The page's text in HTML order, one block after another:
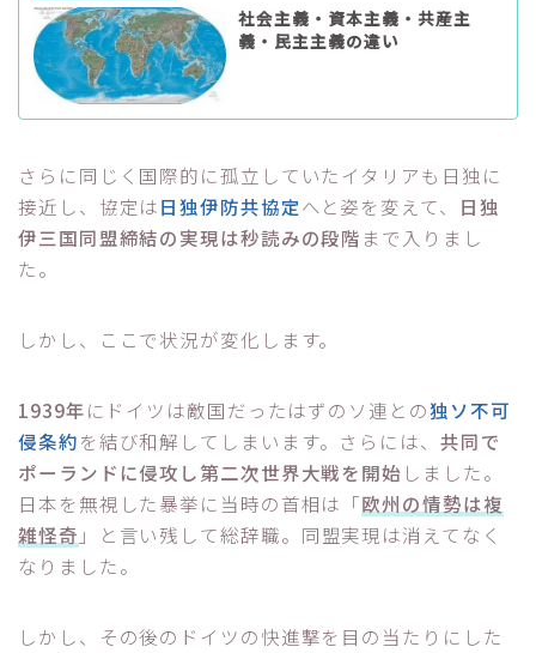
社会主義・資本主義・共産主
義・民主主義の違い
さらに同じく国際的に孤立していたイタリアも日独に
接近し、協定は日独伊防共協定へと姿を変えて、 日独
伊三国同盟締結の実現は秒読みの段階 まで入りまし
た。
しかし、ここで状況が変化します。
1939年にドイツは敵国だったはずのソ連との独ソ不可
侵条約を結び和解してしまいます。さらには、 共同で
ポーランドに侵攻し第二次世界大戦を開始 しました。
日本を無視した暴挙に当時の首相は「欧州の情勢は複
雑怪奇 」と言い残して総辞職。同盟実現は消えてなく
なりました。
しかし、その後のドイツの快進撃を目の当たりにした